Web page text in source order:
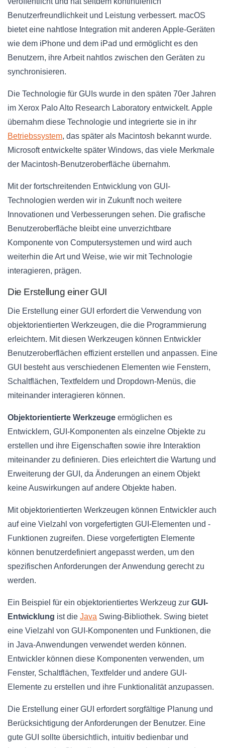
Benutzerfreundlichkeit und Leistung verbessert. macOS
bietet eine nahtlose Integration mit anderen Apple-Geräten
wie dem iPhone und dem iPad und ermöglicht es den
Benutzern, ihre Arbeit nahtlos zwischen den Geräten zu
synchronisieren.
Die Technologie für GUIs wurde in den späten 70er Jahren
im Xerox Palo Alto Research Laboratory entwickelt. Apple
übernahm diese Technologie und integrierte sie in ihr
Betriebssystem, das später als Macintosh bekannt wurde.
Microsoft entwickelte später Windows, das viele Merkmale
der Macintosh-Benutzeroberfläche übernahm.
Mit der fortschreitenden Entwicklung von GUI-
Technologien werden wir in Zukunft noch weitere
Innovationen und Verbesserungen sehen. Die grafische
Benutzeroberfläche bleibt eine unverzichtbare
Komponente von Computersystemen und wird auch
weiterhin die Art und Weise, wie wir mit Technologie
interagieren, prägen.
Die Erstellung einer GUI
Die Erstellung einer GUI erfordert die Verwendung von
objektorientierten Werkzeugen, die die Programmierung
erleichtern. Mit diesen Werkzeugen können Entwickler
Benutzeroberflächen effizient erstellen und anpassen. Eine
GUI besteht aus verschiedenen Elementen wie Fenstern,
Schaltflächen, Textfeldern und Dropdown-Menüs, die
miteinander interagieren können.
Objektorientierte Werkzeuge ermöglichen es
Entwicklern, GUI-Komponenten als einzelne Objekte zu
erstellen und ihre Eigenschaften sowie ihre Interaktion
miteinander zu definieren. Dies erleichtert die Wartung und
Erweiterung der GUI, da Änderungen an einem Objekt
keine Auswirkungen auf andere Objekte haben.
Mit objektorientierten Werkzeugen können Entwickler auch
auf eine Vielzahl von vorgefertigten GUI-Elementen und -
Funktionen zugreifen. Diese vorgefertigten Elemente
können benutzerdefiniert angepasst werden, um den
spezifischen Anforderungen der Anwendung gerecht zu
werden.
Ein Beispiel für ein objektorientiertes Werkzeug zur GUI-
Entwicklung ist die Java Swing-Bibliothek. Swing bietet
eine Vielzahl von GUI-Komponenten und Funktionen, die
in Java-Anwendungen verwendet werden können.
Entwickler können diese Komponenten verwenden, um
Fenster, Schaltflächen, Textfelder und andere GUI-
Elemente zu erstellen und ihre Funktionalität anzupassen.
Die Erstellung einer GUI erfordert sorgfältige Planung und
Berücksichtigung der Anforderungen der Benutzer. Eine
gute GUI sollte übersichtlich, intuitiv bedienbar und